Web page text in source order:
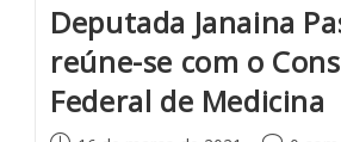
Deputada Janaina
reúne-se com o
Federal de Medicina